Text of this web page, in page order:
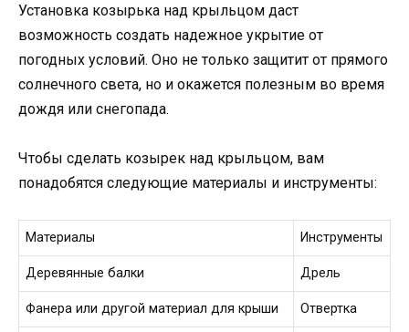
Установка козырька над крыльцом даст
возможность создать надежное укрытие от
погодных условий. Оно не только защитит от прямого
солнечного света, но и окажется полезным во время
дождя или снегопада.
Чтобы сделать козырек над крыльцом, вам
понадобятся следующие материалы и инструменты:
Материалы Инструменты
Деревянные балки Дрель
Фанера или другой материал для крыши Отвертка